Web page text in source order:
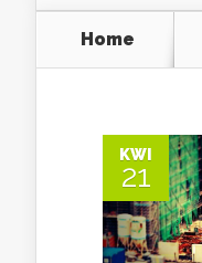
Home
KWI
21